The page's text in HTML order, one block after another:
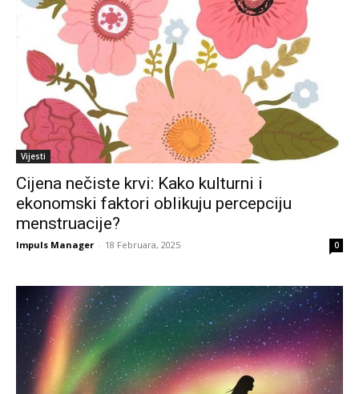
Vijesti
Cijena nečiste krvi: Kako kulturni i
ekonomski faktori oblikuju percepciju
menstruacije?
Impuls Manager - 18 Februara, 2025 0